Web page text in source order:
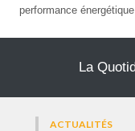
performance
La
ACTUALITÉS